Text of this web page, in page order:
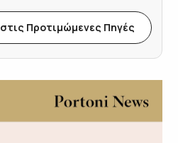
Προτιμώμενες Πηγές